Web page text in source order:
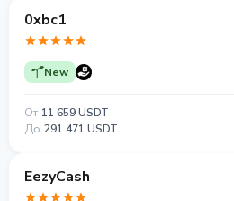
0xbc1
New
От 11 659 USDT
До 291 471 USDT
EezyCash